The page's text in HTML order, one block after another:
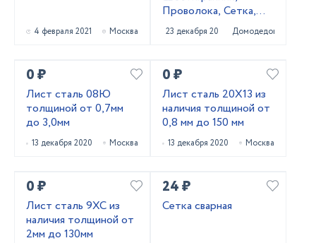
4 февраля 2021 Москва
Проволока, Сетка,
Квадрат 20Х13,
40Х13, 20Х23Н18,
14Х17Н2, 12
23 декабря 2020 Домодедово
0 ₽
Лист сталь 08Ю
толщиной от 0,7мм
до 3,0мм
13 декабря 2020 Москва
0 ₽
Лист сталь 20Х13 из
наличия толщиной от
0,8 мм до 150 мм
13 декабря 2020 Москва
0 ₽
Лист сталь 9ХС из
наличия толщиной от
2мм до 130мм
24 ₽
Сетка сварная